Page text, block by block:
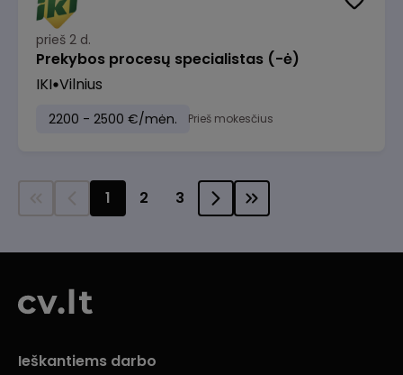
prieš 2 d.
Prekybos procesų specialistas (-ė)
IKI Vilnius
2200 - 2500 €/mėn. Prieš mokesčius
1 2 3
Ieškantiems darbo